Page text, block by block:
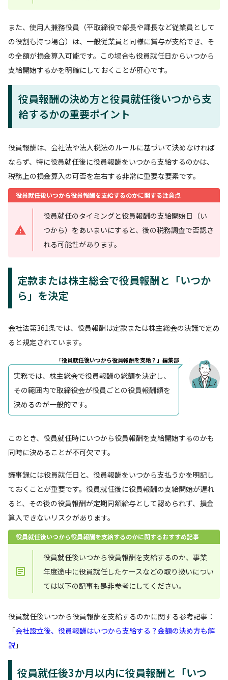
また、使用人兼務役員（平取締役で部長や課長など従業員として
の役割も持つ場合）は、一般従業員と同様に賞与が支給でき、そ
の全額が損金算入可能です。この場合も役員就任日からいつから
支給開始するかを明確にしておくことが肝心です。
役員報酬の決め方と役員就任後いつから支
給するかの重要ポイント
役員報酬は、会社法や法人税法のルールに基づいて決めなければ
ならず、特に役員就任後に役員報酬をいつから支給するのかは、
税務上の損金算入の可否を左右する非常に重要な要素です。
役員就任後いつから役員報酬を支給するのかに関する注意点
役員就任のタイミングと役員報酬の支給開始日（い
つから）をあいまいにすると、後の税務調査で否認さ
れる可能性があります。
定款または株主総会で役員報酬と「いつか
ら」を決定
会社法第361条では、役員報酬は定款または株主総会の決議で定め
ると規定されています。
「役員就任後いつから役員報酬を支給？」編集部
実務では、株主総会で役員報酬の総額を決定し、
その範囲内で取締役会が役員ごとの役員報酬額を
決めるのが一般的です。
このとき、役員就任時にいつから役員報酬を支給開始するのかも
同時に決めることが不可欠です。
議事録には役員就任日と、役員報酬をいつから支払うかを明記し
ておくことが重要です。役員就任後に役員報酬の支給開始が遅れ
ると、その後の役員報酬が定期同額給与として認められず、損金
算入できないリスクがあります。
役員就任後いつから役員報酬を支給するのかに関するおすすめ記事
役員就任後いつから役員報酬を支給するのか、事業
年度途中に役員就任したケースなどの取り扱いについ
ては以下の記事も是非参考にしてください。
役員就任後いつから役員報酬を支給するのかに関する参考記事：
「会社設立後、役員報酬はいつから支給する？金額の決め方も解
説 」
役員就任後3か月以内に役員報酬と「いつ